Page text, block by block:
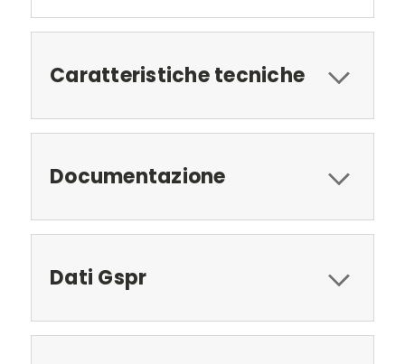
Caratteristiche tecniche
Documentazione
Dati Gspr